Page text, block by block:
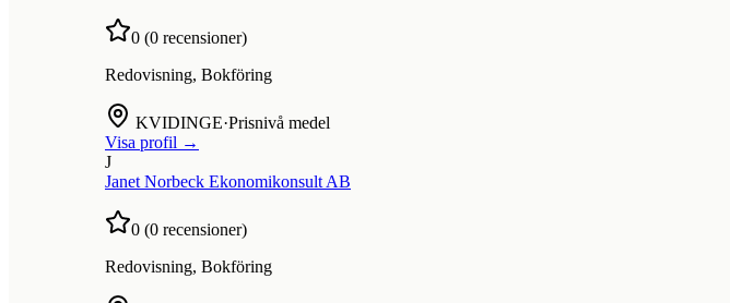
0 (0 recensioner)
Redovisning, Bokföring
KVIDINGE·Prisnivå medel
Visa profil →
J
Janet Norbeck Ekonomikonsult AB
0 (0 recensioner)
Redovisning, Bokföring